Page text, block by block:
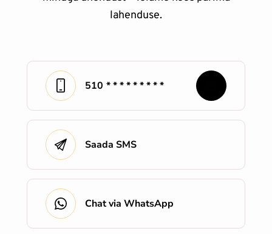
lahenduse.
510 * * * * * * * * *
Saada SMS
Chat via WhatsApp